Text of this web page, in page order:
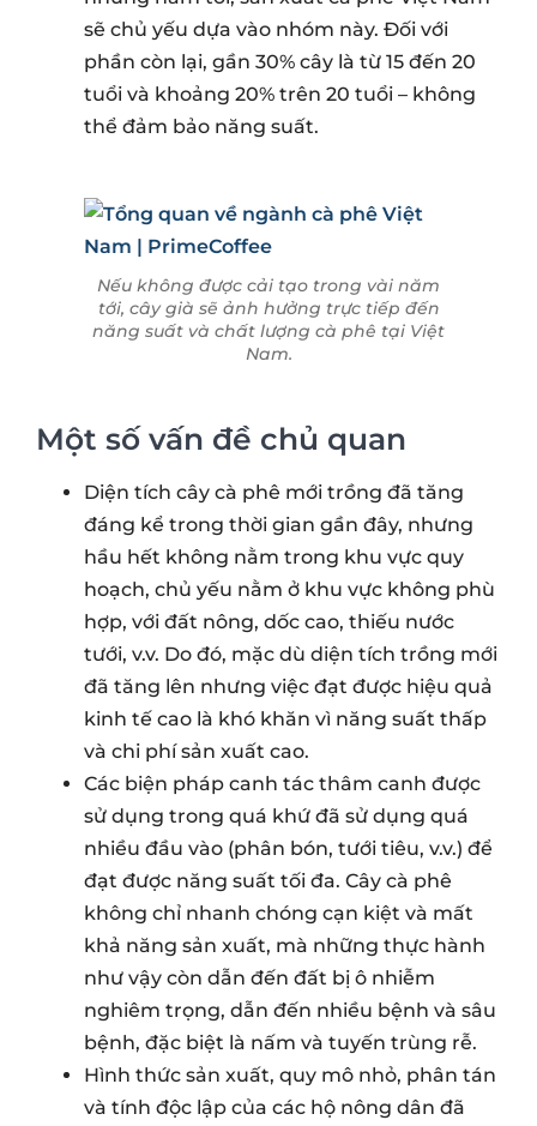
sẽ chủ yếu dựa vào nhóm này. Đối với
phần còn lại, gần 30% cây là từ 15 đến 20
tuổi và khoảng 20% trên 20 tuổi – không
thể đảm bảo năng suất.
Nếu không được cải tạo trong vài năm
tới, cây già sẽ ảnh hưởng trực tiếp đến
năng suất và chất lượng cà phê tại Việt
Nam.
Một số vấn đề chủ quan
Diện tích cây cà phê mới trồng đã tăng
đáng kể trong thời gian gần đây, nhưng
hầu hết không nằm trong khu vực quy
hoạch, chủ yếu nằm ở khu vực không phù
hợp, với đất nông, dốc cao, thiếu nước
tưới, v.v. Do đó, mặc dù diện tích trồng mới
đã tăng lên nhưng việc đạt được hiệu quả
kinh tế cao là khó khăn vì năng suất thấp
và chi phí sản xuất cao.
Các biện pháp canh tác thâm canh được
sử dụng trong quá khứ đã sử dụng quá
nhiều đầu vào (phân bón, tưới tiêu, v.v.) để
đạt được năng suất tối đa. Cây cà phê
không chỉ nhanh chóng cạn kiệt và mất
khả năng sản xuất, mà những thực hành
như vậy còn dẫn đến đất bị ô nhiễm
nghiêm trọng, dẫn đến nhiều bệnh và sâu
bệnh, đặc biệt là nấm và tuyến trùng rễ.
Hình thức sản xuất, quy mô nhỏ, phân tán
và tính độc lập của các hộ nông dân đã